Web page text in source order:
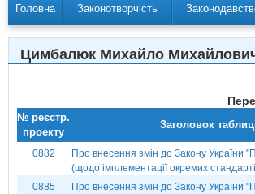
Головна Законотворчість
Цимбалюк Михайло
№ реєстр.
проекту
Заголовок
0882
Про внесення змін до Закону України
(щодо імплементації окремих
0885
Про внесення змін до Закону України